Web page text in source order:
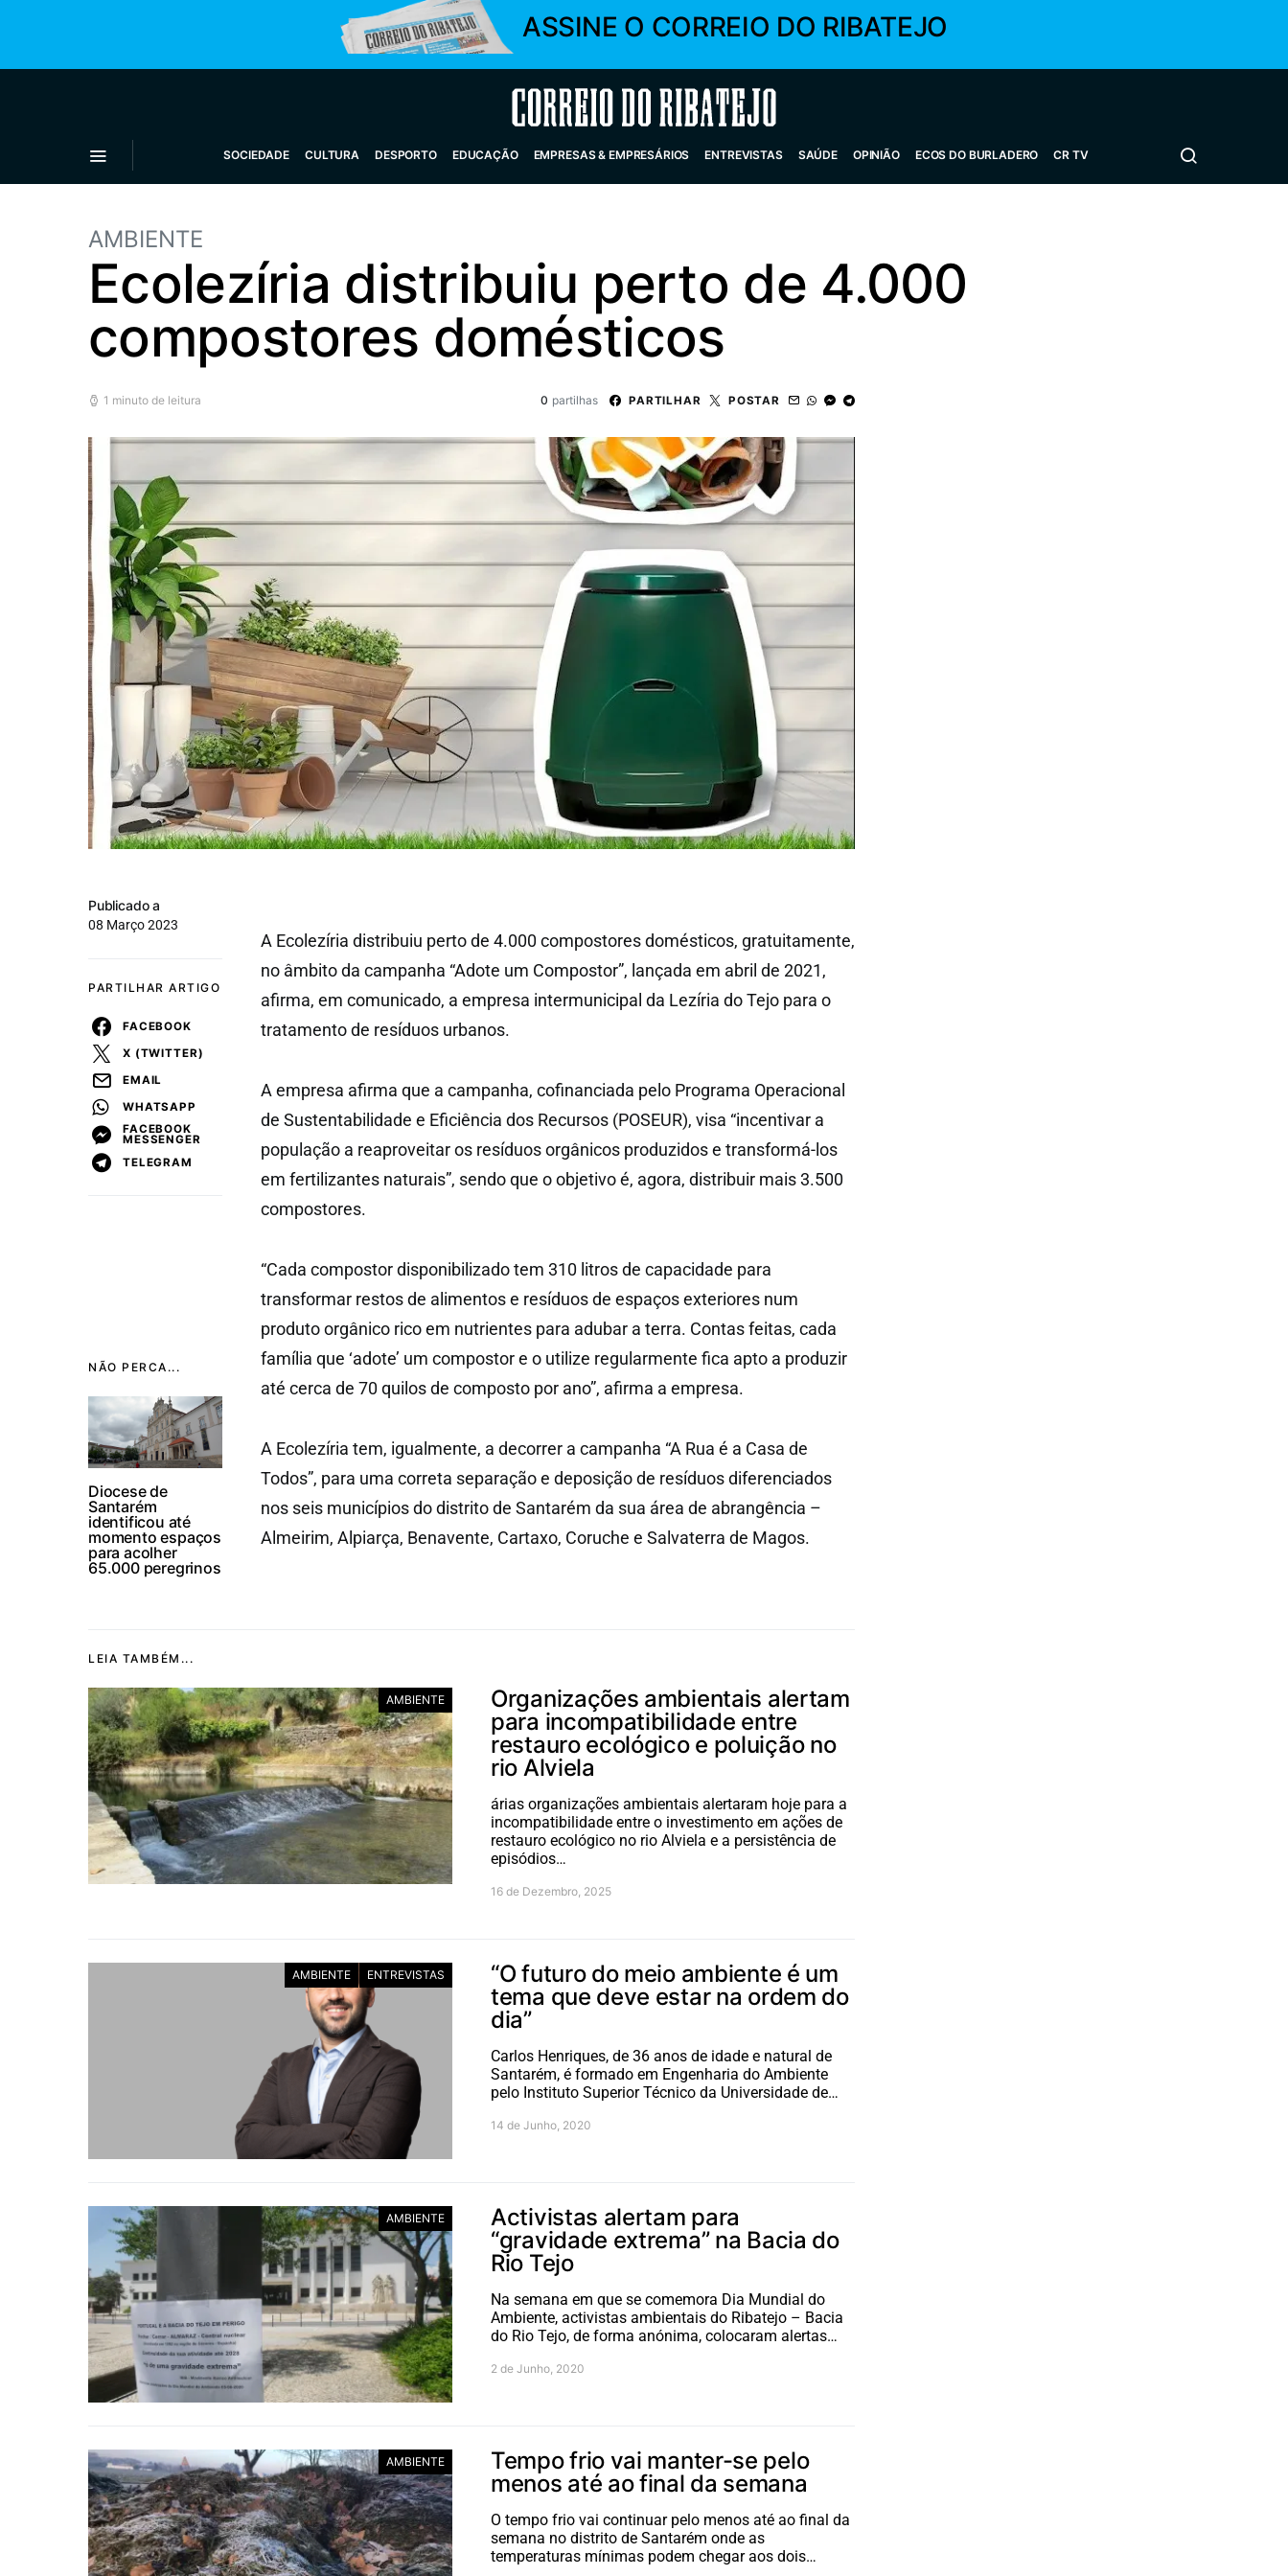
ASSINE O CORREIO DO RIBATEJO
Correio do Ribatejo
SOCIEDADE CULTURA DESPORTO EDUCAÇÃO EMPRESAS & EMPRESÁRIOS ENTREVISTAS SAÚDE OPINIÃO ECOS DO BURLADERO CR TV
AMBIENTE
Ecolezíria distribuiu perto de 4.000
compostores domésticos
1 minuto de leitura 0 partilhas PARTILHAR POSTAR
NÃO PERCA...
Diocese de
Santarém
identificou até
momento espaços
para acolher
65.000 peregrinos
Publicado a
08 Março 2023
PARTILHAR ARTIGO
FACEBOOK
X (TWITTER)
EMAIL
WHATSAPP
FACEBOOK
MESSENGER
TELEGRAM
A Ecolezíria distribuiu perto de 4.000 compostores domésticos, gratuitamente,
no âmbito da campanha “Adote um Compostor”, lançada em abril de 2021,
afirma, em comunicado, a empresa intermunicipal da Lezíria do Tejo para o
tratamento de resíduos urbanos.
A empresa afirma que a campanha, cofinanciada pelo Programa Operacional
de Sustentabilidade e Eficiência dos Recursos (POSEUR), visa “incentivar a
população a reaproveitar os resíduos orgânicos produzidos e transformá-los
em fertilizantes naturais”, sendo que o objetivo é, agora, distribuir mais 3.500
compostores.
“Cada compostor disponibilizado tem 310 litros de capacidade para
transformar restos de alimentos e resíduos de espaços exteriores num
produto orgânico rico em nutrientes para adubar a terra. Contas feitas, cada
família que ‘adote’ um compostor e o utilize regularmente fica apto a produzir
até cerca de 70 quilos de composto por ano”, afirma a empresa.
A Ecolezíria tem, igualmente, a decorrer a campanha “A Rua é a Casa de
Todos”, para uma correta separação e deposição de resíduos diferenciados
nos seis municípios do distrito de Santarém da sua área de abrangência –
Almeirim, Alpiarça, Benavente, Cartaxo, Coruche e Salvaterra de Magos.
LEIA TAMBÉM...
AMBIENTE
Organizações ambientais alertam
para incompatibilidade entre
restauro ecológico e poluição no
rio Alviela
árias organizações ambientais alertaram hoje para a
incompatibilidade entre o investimento em ações de
restauro ecológico no rio Alviela e a persistência de
episódios…
16 de Dezembro, 2025
AMBIENTE ENTREVISTAS
“O futuro do meio ambiente é um
tema que deve estar na ordem do
dia”
Carlos Henriques, de 36 anos de idade e natural de
Santarém, é formado em Engenharia do Ambiente
pelo Instituto Superior Técnico da Universidade de…
14 de Junho, 2020
AMBIENTE
Activistas alertam para
“gravidade extrema” na Bacia do
Rio Tejo
Na semana em que se comemora Dia Mundial do
Ambiente, activistas ambientais do Ribatejo – Bacia
do Rio Tejo, de forma anónima, colocaram alertas…
2 de Junho, 2020
AMBIENTE
Tempo frio vai manter-se pelo
menos até ao final da semana
O tempo frio vai continuar pelo menos até ao final da
semana no distrito de Santarém onde as
temperaturas mínimas podem chegar aos dois…